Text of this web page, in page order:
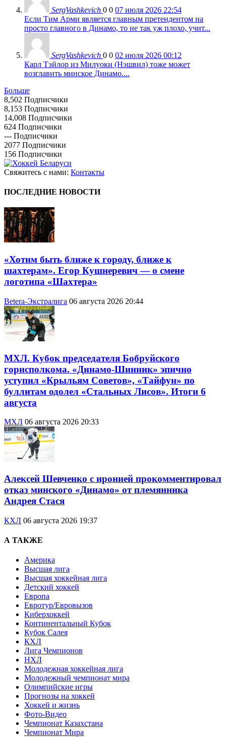
SergVashkevich 0 0 07 июля 2026 22:54
Если Тим Арми является главным претендентом на
просто главного в Динамо, то не так уж плохо, учит...
SergVashkevich 0 0 02 июля 2026 00:12
Карл Тэйлор из Милуоки (Нэшвил) тоже может
возглавить минское Динамо....
Больше
8,502 Подписчики
8,153 Подписчики
14,008 Подписчики
624 Подписчики
--- Подписчики
2077 Подписчики
156 Подписчики
Свяжитесь с нами: Контакты
ПОСЛЕДНИЕ НОВОСТИ
«Хотим быть ближе к городу, ближе к
шахтерам». Егор Кушнеревич — о смене
логотипа «Шахтера»
Betera-Экстралига 06 августа 2026 20:44
МХЛ. Кубок председателя Бобруйского
горисполкома. «Динамо-Шинник» эпично
уступил «Крыльям Советов», «Тайфун» по
буллитам одолел «Стальных Лисов». Итоги 6
августа
МХЛ 06 августа 2026 20:33
Алексей Шевченко с иронией прокомментировал
отказ минского «Динамо» от племянника
Андрея Стася
КХЛ 06 августа 2026 19:37
А ТАКЖЕ
Америка
Высшая лига
Высшая хоккейная лига
Детский хоккей
Европа
Евротур/Евровызов
Киберхоккей
Континентальный Кубок
Кубок Салея
КХЛ
Лига Чемпионов
НХЛ
Молодежная хоккейная лига
Молодежный чемпионат мира
Олимпийские игры
Прогнозы на хоккей
Хоккей и жизнь
Фото-Видео
Чемпионат Казахстана
Чемпионат Мира